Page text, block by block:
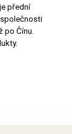
přední
společnosti
po Čínu.